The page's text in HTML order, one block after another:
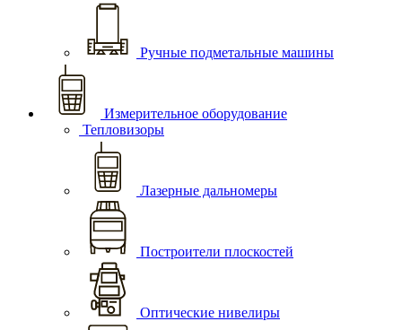
Ручные подметальные машины
Измерительное оборудование
Тепловизоры
Лазерные дальномеры
Построители плоскостей
Оптические нивелиры